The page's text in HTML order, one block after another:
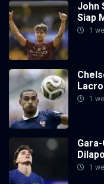
John
Siap
1
1
1